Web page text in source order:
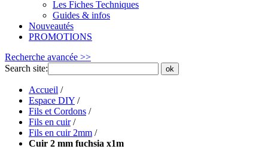
Les Fiches Techniques
Guides & infos
Nouveautés
PROMOTIONS
Recherche avancée >>
Search site:
ok
Accueil /
Espace DIY /
Fils et Cordons /
Fils en cuir /
Fils en cuir 2mm /
Cuir 2 mm fuchsia x1m